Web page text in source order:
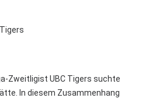
Zweitligist UBC Tigers suchte
In diesem Zusammenhang